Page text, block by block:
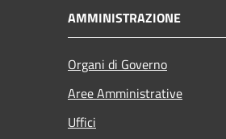
AMMINISTRAZIONE
Organi di Governo
Aree Amministrative
Uffici